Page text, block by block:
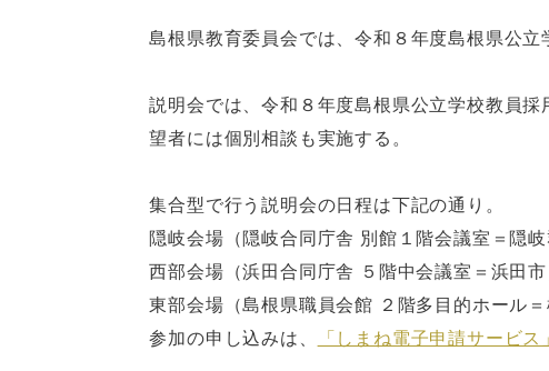
島根県教育委員会では、令和８年度島根県公
説明会では、令和８年度島根県公立学校教員
望者には個別相談も実施する。
集合型で行う説明会の日程は下記の通り。
隠岐会場（隠岐合同庁舎 別館１階会議室＝隠
西部会場（浜田合同庁舎 ５階中会議室＝浜田
東部会場（島根県職員会館 ２階多目的ホール
参加の申し込みは、
「しまね電子申請サービス」